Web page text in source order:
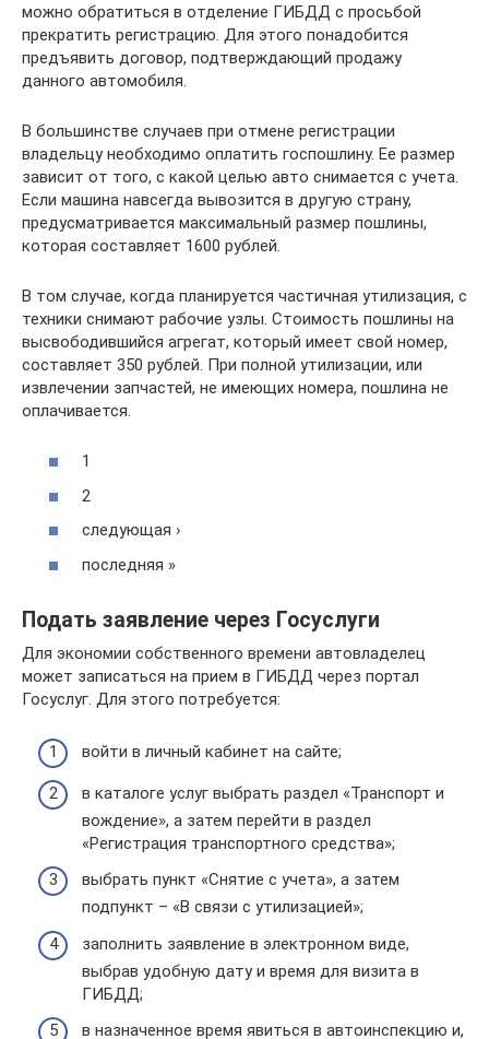
можно обратиться в отделение ГИБДД с просьбой
прекратить регистрацию. Для этого понадобится
предъявить договор, подтверждающий продажу
данного автомобиля.
В большинстве случаев при отмене регистрации
владельцу необходимо оплатить госпошлину. Ее размер
зависит от того, с какой целью авто снимается с учета.
Если машина навсегда вывозится в другую страну,
предусматривается максимальный размер пошлины,
которая составляет 1600 рублей.
В том случае, когда планируется частичная утилизация, с
техники снимают рабочие узлы. Стоимость пошлины на
высвободившийся агрегат, который имеет свой номер,
составляет 350 рублей. При полной утилизации, или
извлечении запчастей, не имеющих номера, пошлина не
оплачивается.
1
2
следующая ›
последняя »
Подать заявление через Госуслуги
Для экономии собственного времени автовладелец
может записаться на прием в ГИБДД через портал
Госуслуг. Для этого потребуется:
войти в личный кабинет на сайте;
в каталоге услуг выбрать раздел «Транспорт и
вождение», а затем перейти в раздел
«Регистрация транспортного средства»;
выбрать пункт «Снятие с учета», а затем
подпункт – «В связи с утилизацией»;
заполнить заявление в электронном виде,
выбрав удобную дату и время для визита в
ГИБДД;
в назначенное время явиться в автоинспекцию и,